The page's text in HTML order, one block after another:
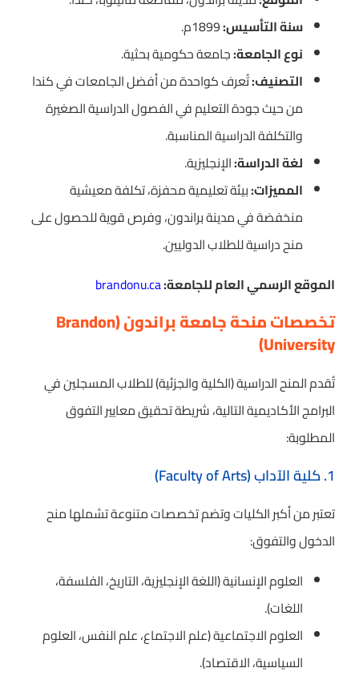
سنة التأسيس:
نوع الجامعة:جامعة حكومية بحثية.
التصنيف:تُعرف كواحدة من أفضل الجامعات في كندا
من حيث جودة التعليم في الفصول الدراسية الصغيرة
والتكلفة الدراسية المناسبة.
لغة الدراسة:الإنجليزية.
المميزات:بيئة تعليمية محفزة، تكلفة معيشية
منخفضة في مدينة براندون، وفرص قوية للحصول على
منح دراسية للطلاب الدوليين.
الموقع الرسمي العام للجامعة:brandonu.ca
تخصصات منحة جامعة براندون (Brandon
University)
تُقدم المنح الدراسية (الكلية والجزئية) للطلاب المسجلين في
البرامج الأكاديمية التالية، شريطة تحقيق معايير التفوق
المطلوبة:
1. كلية الآداب (Faculty of Arts)
تعتبر من أكبر الكليات وتضم تخصصات متنوعة تشملها منح
الدخول والتفوق:
العلوم الإنسانية (اللغة الإنجليزية، التاريخ، الفلسفة،
اللغات).
العلوم الاجتماعية (علم الاجتماع، علم النفس، العلوم
السياسية، الاقتصاد).